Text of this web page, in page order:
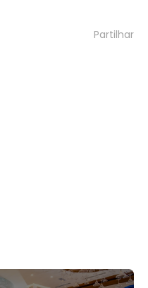
Partilhar